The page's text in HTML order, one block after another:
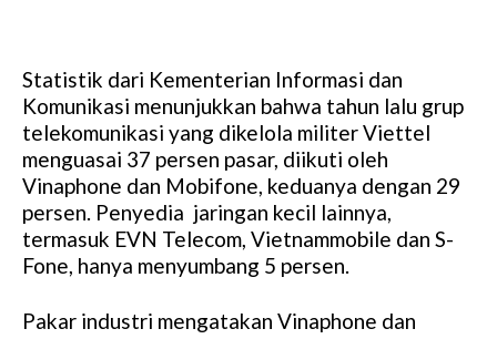
Statistik dari Kementerian Informasi dan
Komunikasi menunjukkan bahwa tahun lalu grup
telekomunikasi yang dikelola militer Viettel
menguasai 37 persen pasar, diikuti oleh
Vinaphone dan Mobifone, keduanya dengan 29
persen. Penyedia jaringan kecil lainnya,
termasuk EVN Telecom, Vietnammobile dan S-
Fone, hanya menyumbang 5 persen.
Pakar industri mengatakan Vinaphone dan